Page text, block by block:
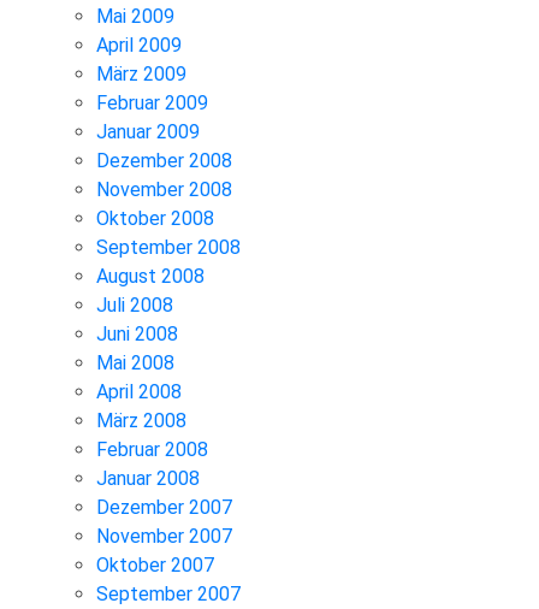
Mai 2009
April 2009
März 2009
Februar 2009
Januar 2009
Dezember 2008
November 2008
Oktober 2008
September 2008
August 2008
Juli 2008
Juni 2008
Mai 2008
April 2008
März 2008
Februar 2008
Januar 2008
Dezember 2007
November 2007
Oktober 2007
September 2007